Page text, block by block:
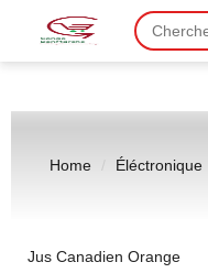
Home Éléctronique
Jus Canadien Orange